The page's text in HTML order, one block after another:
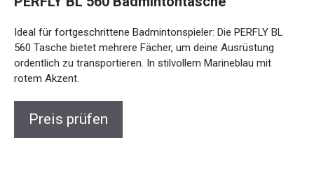
Ideal für fortgeschrittene Badmintonspieler: Die PERFLY BL
560 Tasche bietet mehrere Fächer, um deine Ausrüstung
ordentlich zu transportieren. In stilvollem Marineblau mit
rotem Akzent.
Preis prüfen